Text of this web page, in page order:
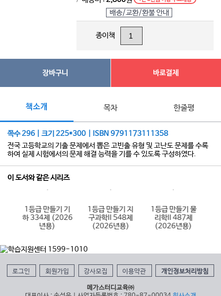
배송/교환/환불 안내
종이책
장바구니 바로결제
책소개 목차 한줄평
쪽수 296 | 크기 225*300 | ISBN 9791173111358
전국 고등학교의 기출 문제에서 뽑은 고빈출 유형 및 고난도 문제를 수록
하여 실제 시험에서의 문제 해결 능력을 기를 수 있도록 구성하였다.
이 도서와 같은 시리즈
1등급 만들기 기
하 334제 (2026
년용)
1등급 만들기 지
구과학II 548제
(2026년용)
1등급 만들기 물
리학II 487제
(2026년용)
로그인 회원가입 강사모집 이용약관 개인정보처리방침
메가스터디교육㈜